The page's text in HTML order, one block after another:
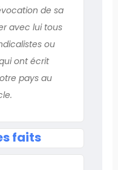
de sa
avec lui tous
ou
ont écrit
pays au
faits